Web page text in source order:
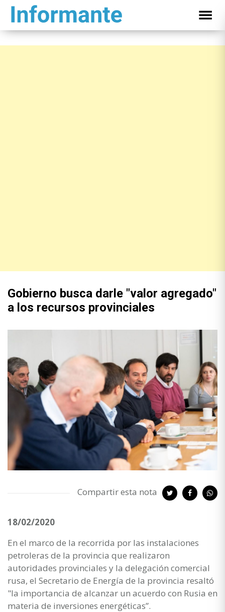
Gobierno busca darle "valor agregado"
a los recursos provinciales
Compartir esta nota
18/02/2020
En el marco de la recorrida por las instalaciones
petroleras de la provincia que realizaron
autoridades provinciales y la delegación comercial
rusa, el Secretario de Energía de la provincia resaltó
"la importancia de alcanzar un acuerdo con Rusia en
materia de inversiones energéticas”.